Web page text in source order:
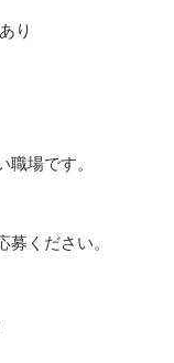
り
場です。
ください。